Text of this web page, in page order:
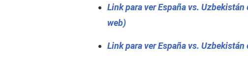
Link para ver España vs.
web)
Link para ver España vs.